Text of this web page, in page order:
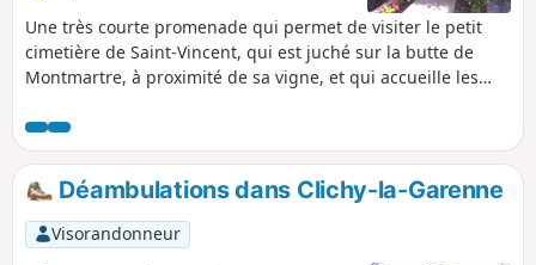
Une très courte promenade qui permet de visiter le petit
cimetière de Saint-Vincent, qui est juché sur la butte de
Montmartre, à proximité de sa vigne, et qui accueille les
Déambulations dans Clichy-la-Garenne
Visorandonneur